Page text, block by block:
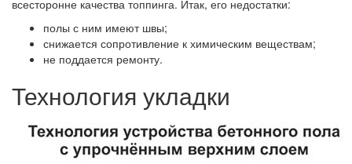
всесторонне качества топпинга. Итак, его недостатки:
полы с ним имеют швы;
снижается сопротивление к химическим веществам;
не поддается ремонту.
Технология укладки